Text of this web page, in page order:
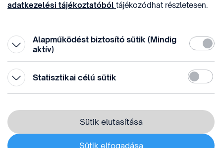
⁣ ⁣
Webes adatkezelési tájékoztató
adatkezelési tájékoztatóból tájékozódhat részletesen.
Alapműködést biztosító sütik (Mindig
aktív)
Statisztikai célú sütik
Sütik elutasítása
Sütik elfogadása